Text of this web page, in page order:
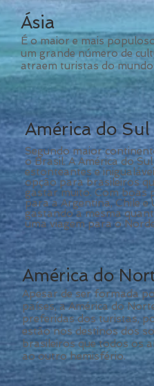
Ásia
É o maior e mais
um grande número de
atraem turistas do
América do Sul
Segundo maior
o Brasil. A América do
estonteantes e
opção para brasileiros
gastar muito. Com boas
para a Argentina, Chile e
gastando a mesma
uma viagem para o
América do
Apesar de ser formada
países, a América do
preferidas dos turistas,
estão nos destinos dos
brasileiros que todos os
ao outro hemisfério.